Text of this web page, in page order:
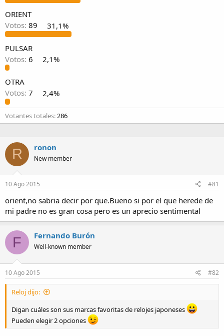
ORIENT
Votos: 89 31,1%
PULSAR
Votos: 6 2,1%
OTRA
Votos: 7 2,4%
Votantes totales 286
R ronon
New member
10 Ago 2015 #81
orient,no sabria decir por que.Bueno si por el que herede de
mi padre no es gran cosa pero es un aprecio sentimental
F Fernando Burón
Well-known member
10 Ago 2015 #82
Reloj dijo:
Digan cuáles son sus marcas favoritas de relojes japoneses
Pueden elegir 2 opciones